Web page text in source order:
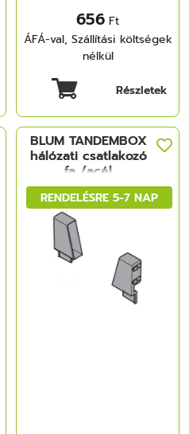
656 Ft
ÁFÁ-val, Szállítási költségek
nélkül
Részletek
RENDELÉSRE 5-7 NAP
BLUM TANDEMBOX
hálózati csatlakozó
fa /acél
hátfalhozmag. N (815
mm)